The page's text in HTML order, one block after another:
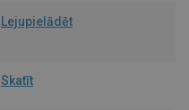
Lejupielādēt
Skatīt